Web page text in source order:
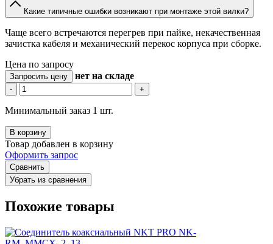
Какие типичные ошибки возникают при монтаже этой вилки?
Чаще всего встречаются перегрев при пайке, некачественная
зачистка кабеля и механический перекос корпуса при сборке.
Цена по запросу
Запросить цену нет на складе
- +
Минимальный заказ 1 шт.
В корзину
Товар добавлен в корзину
Оформить запрос
Сравнить
Убрать из сравнения
Похожие товары